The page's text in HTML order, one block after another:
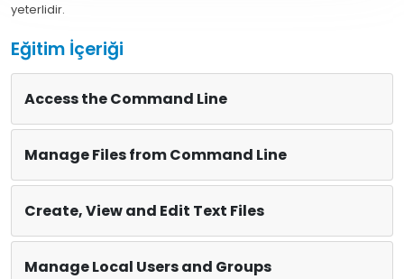
yeterlidir.
Eğitim İçeriği
Access the Command Line
Manage Files from Command Line
Create, View and Edit Text Files
Manage Local Users and Groups